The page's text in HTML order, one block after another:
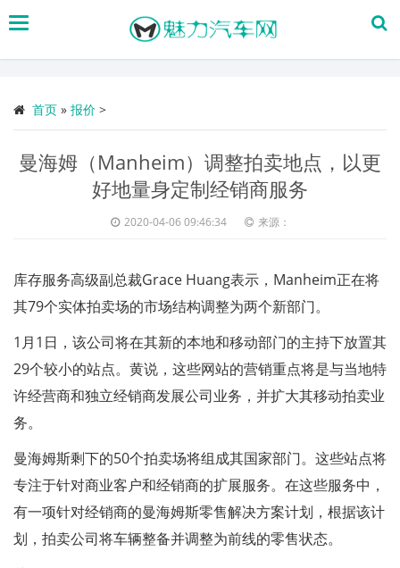
搜
首页 » 报价 >
曼海姆（Manheim）调整拍卖地点，以更
好地量身定制经销商服务
2020-04-06 09:46:34 来源：
库存服务高级副总裁Grace Huang表示，Manheim正在将
其79个实体拍卖场的市场结构调整为两个新部门。
1月1日，该公司将在其新的本地和移动部门的主持下放置其
29个较小的站点。黄说，这些网站的营销重点将是与当地特
许经营商和独立经销商发展公司业务，并扩大其移动拍卖业
务。
曼海姆斯剩下的50个拍卖场将组成其国家部门。这些站点将
专注于针对商业客户和经销商的扩展服务。在这些服务中，
有一项针对经销商的曼海姆斯零售解决方案计划，根据该计
划，拍卖公司将车辆整备并调整为前线的零售状态。